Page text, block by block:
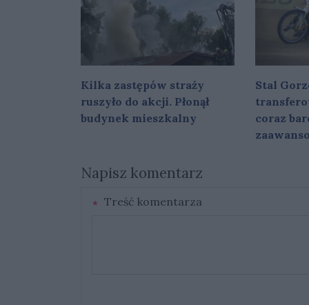
Kilka zastępów straży
ruszyło do akcji. Płonął
budynek mieszkalny
Stal
coraz
Napisz komentarz
Treść komentarza